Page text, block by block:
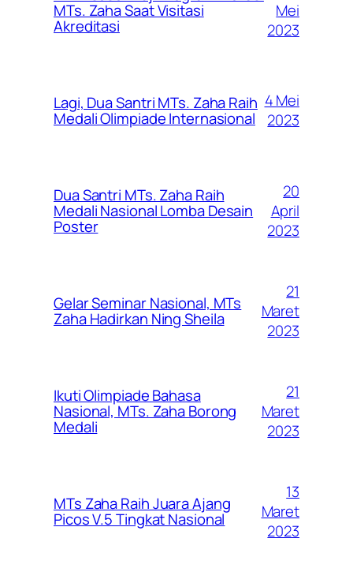
MTs. Zaha Saat Visitasi
Akreditasi
Mei
2023
Lagi, Dua Santri MTs. Zaha Raih
Medali Olimpiade Internasional
4 Mei
2023
Dua Santri MTs. Zaha Raih
Medali Nasional Lomba Desain
Poster
20
April
2023
Gelar Seminar Nasional, MTs
Zaha Hadirkan Ning Sheila
21
Maret
2023
Ikuti Olimpiade Bahasa
Nasional, MTs. Zaha Borong
Medali
21
Maret
2023
MTs Zaha Raih Juara Ajang
Picos V.5 Tingkat Nasional
13
Maret
2023